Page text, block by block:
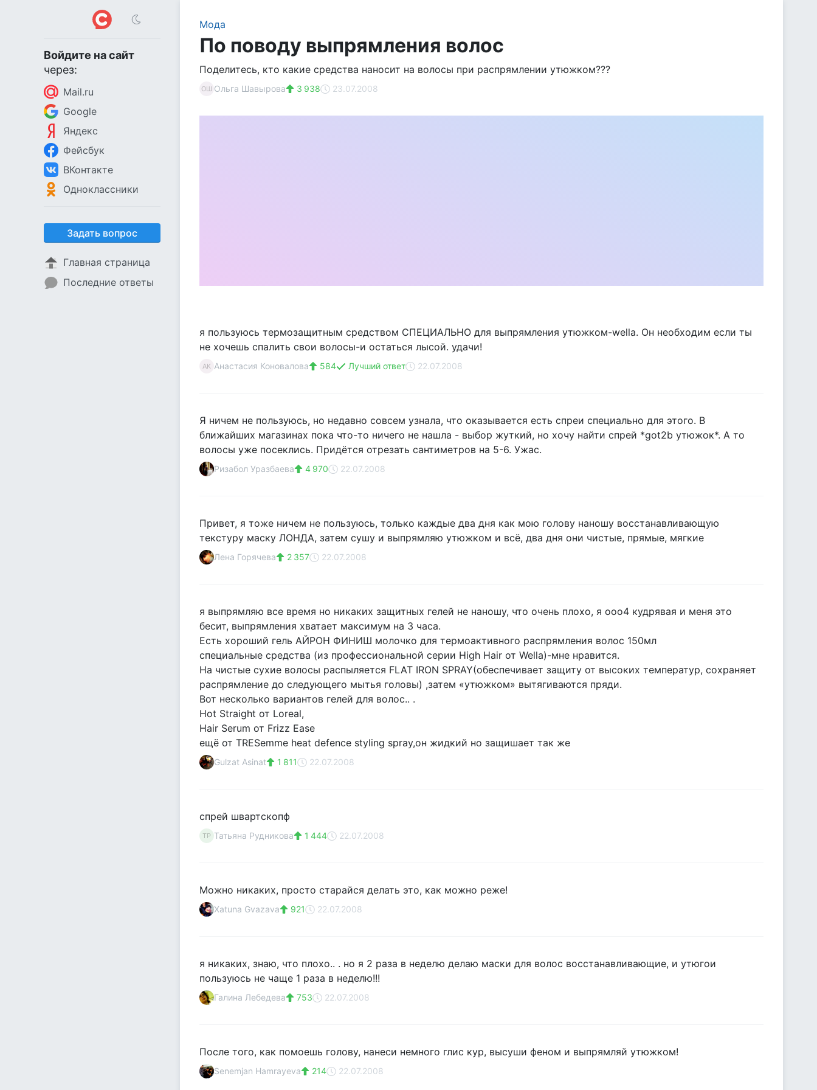
Войдите на сайт
через:
Mail.ru
Google
Яндекс
Фейсбук
ВКонтакте
Одноклассники
Задать вопрос
Главная страница
Последние ответы
Мода
По поводу выпрямления волос
Поделитесь, кто какие средства наносит на волосы при распрямлении утюжком???
ОШ Ольга Шавырова 3 938 23.07.2008
я пользуюсь термозащитным средством СПЕЦИАЛЬНО для выпрямления утюжком-wella. Он необходим если ты
не хочешь спалить свои волосы-и остаться лысой. удачи!
АК Анастасия Коновалова 584 Лучший ответ 22.07.2008
Я ничем не пользуюсь, но недавно совсем узнала, что оказывается есть спреи специально для этого. В
ближайших магазинах пока что-то ничего не нашла - выбор жуткий, но хочу найти спрей *got2b утюжок*. А то
волосы уже посеклись. Придётся отрезать сантиметров на 5-6. Ужас.
Ризабол Уразбаева 4 970 22.07.2008
Привет, я тоже ничем не пользуюсь, только каждые два дня как мою голову наношу восстанавливающую
текстуру маску ЛОНДА, затем сушу и выпрямляю утюжком и всё, два дня они чистые, прямые, мягкие
Лена Горячева 2 357 22.07.2008
я выпрямляю все время но никаких защитных гелей не наношу, что очень плохо, я ооо4 кудрявая и меня это
бесит, выпрямления хватает максимум на 3 часа.
Есть хороший гель АЙРОН ФИНИШ молочко для термоактивного распрямления волос 150мл
специальные средства (из профессиональной серии High Hair от Wella)-мне нравится.
На чистые сухие волосы распыляется FLAT IRON SPRAY(обеспечивает защиту от высоких температур, сохраняе­т
распрямление до следующего мытья головы) ,затем «утюжком» вытягиваются пряди.
Вот несколько вариантов гелей для волос.. .
Hot Straight от Loreal,
Hair Serum от Frizz Ease
ещё от TRESemme heat defence styling spray,он жидкий но защишает так же
Gulzat Asinat 1 811 22.07.2008
спрей швартскопф
ТР Татьяна Рудникова 1 444 22.07.2008
Можно никаких, просто старайся делать это, как можно реже!
Xatuna Gvazava 921 22.07.2008
я никаких, знаю, что плохо.. . но я 2 раза в неделю делаю маски для волос восстанавливающие, и утюгои
пользуюсь не чаще 1 раза в неделю!!!
Галина Лебедева 753 22.07.2008
После того, как помоешь голову, нанеси немного глис кур, высуши феном и выпрямляй утюжком!
Senemjan Hamrayeva 214 22.07.2008